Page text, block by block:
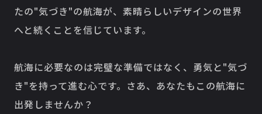
たの"気づき"の航海が、素晴らしいデザインの世界
へと続くことを信じています。
航海に必要なのは完璧な準備ではなく、勇気と"気づ
き"を持って進む心です。さあ、あなたもこの航海に
出発しませんか？